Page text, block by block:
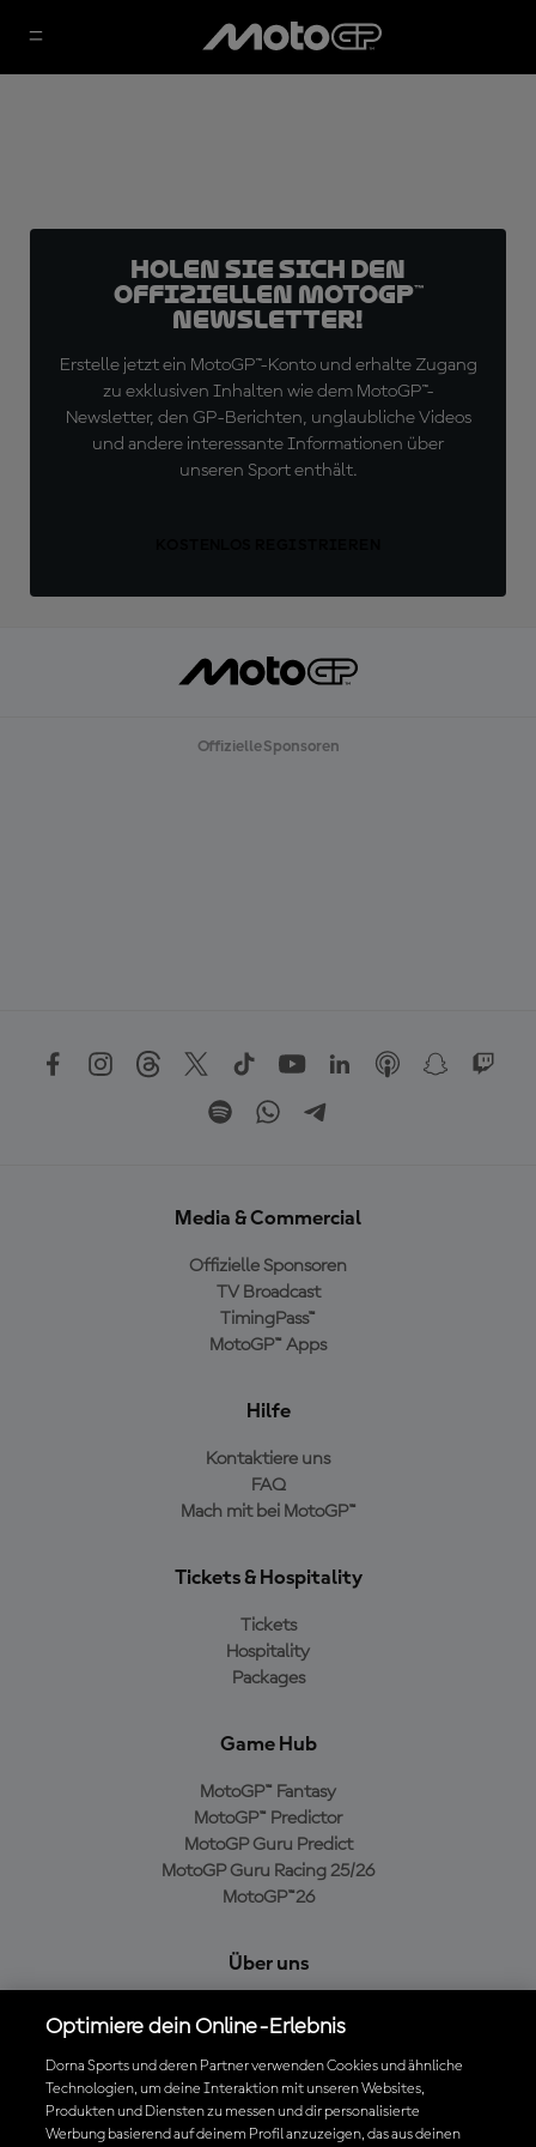
Holen Sie sich den
offiziellen MotoGP™
Newsletter!
Erstelle jetzt ein MotoGP™-Konto und erhalte Zugang
zu exklusiven Inhalten wie dem MotoGP™-
Newsletter, den GP-Berichten, unglaubliche Videos
und andere interessante Informationen über
unseren Sport enthält.
Offizielle Sponsoren
Media & Commercial
Offizielle Sponsoren
TV Broadcast
TimingPass™
MotoGP™ Apps
Hilfe
Kontaktiere uns
FAQ
Mach mit bei MotoGP™
Tickets & Hospitality
Tickets
Hospitality
Packages
Game Hub
MotoGP™ Fantasy
MotoGP™ Predictor
MotoGP Guru Predict
MotoGP Guru Racing 25/26
MotoGP™26
Über uns
Cookie-Richtlinien
Geschäftsbedingungen
Datenschutzrichtlinien
Kaufrichtlinie
Optimiere dein Online-Erlebnis
Dorna Sports und deren Partner verwenden Cookies und ähnliche
Technologien, um deine Interaktion mit unseren Websites,
Produkten und Diensten zu messen und dir personalisierte
Werbung basierend auf deinem Profil anzuzeigen, das aus deinen